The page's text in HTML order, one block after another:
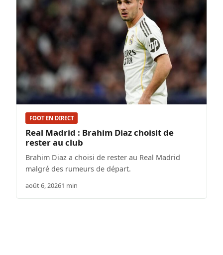
FOOT EN DIRECT
Real Madrid : Brahim Diaz choisit de
rester au club
Brahim Diaz a choisi de rester au Real Madrid
malgré des rumeurs de départ.
août 6, 20261 min